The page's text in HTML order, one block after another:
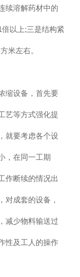
续溶解药材中的
以上;三是结构紧
米左右。
设备，首先要
艺等方式强化提
就要考虑各个设
，在同一工期
作断续的情况出
对成套的设备，
减少物料输送过
性及工人的操作